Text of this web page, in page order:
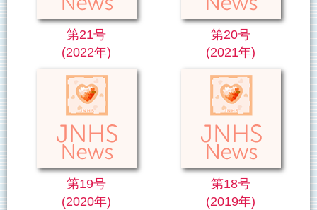
第21号
(2022年)
第20号
(2021年)
第19号
(2020年)
第18号
(2019年)